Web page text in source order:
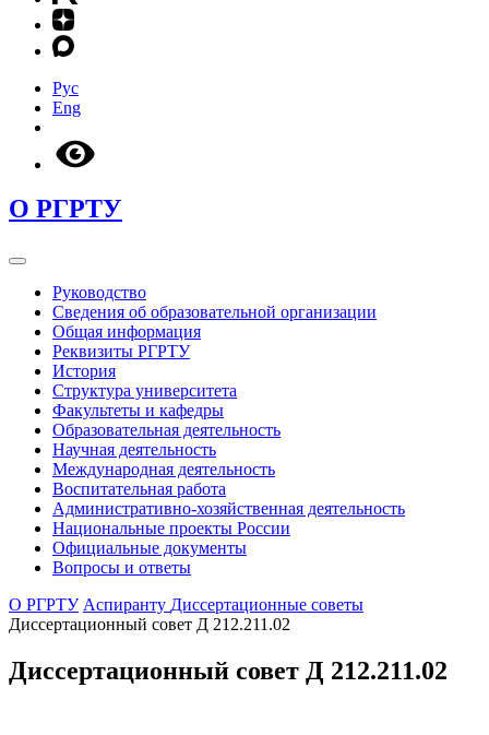
Рус
Eng
О РГРТУ
Руководство
Сведения об образовательной организации
Общая информация
Реквизиты РГРТУ
История
Структура университета
Факультеты и кафедры
Образовательная деятельность
Научная деятельность
Международная деятельность
Воспитательная работа
Административно-хозяйственная деятельность
Национальные проекты России
Официальные документы
Вопросы и ответы
О РГРТУ Аспиранту Диссертационные советы
Диссертационный совет Д 212.211.02
Диссертационный совет Д 212.211.02